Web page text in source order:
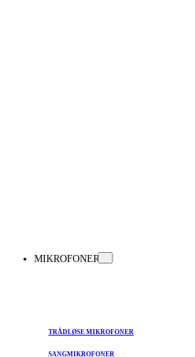
MIKROFONER
TRÅDLØSE MIKROFONER
SANGMIKROFONER